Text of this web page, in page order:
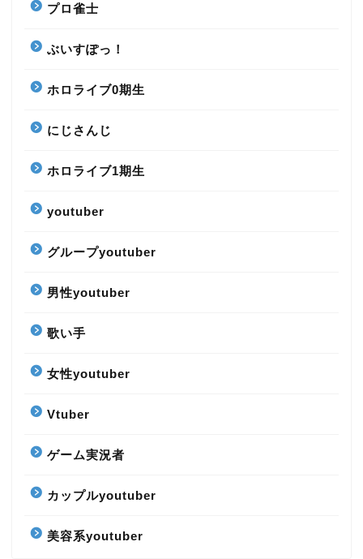
プロ雀士
ぶいすぽっ！
ホロライブ0期生
にじさんじ
ホロライブ1期生
youtuber
グループyoutuber
男性youtuber
歌い手
女性youtuber
Vtuber
ゲーム実況者
カップルyoutuber
美容系youtuber